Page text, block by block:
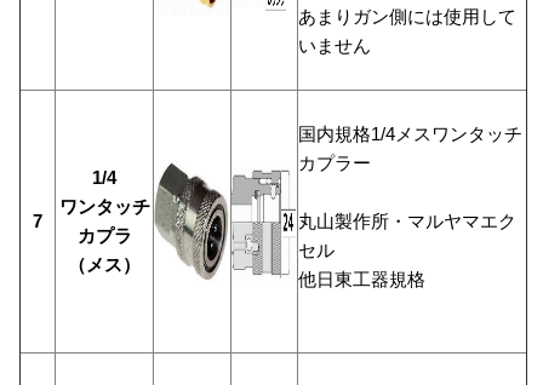
あまりガン側には使用して
いません
7
1/4
ワンタッチ
カプラ
（メス）
国内規格1/4メスワンタッチ
カプラー
丸山製作所・マルヤマエク
セル
他日東工器規格